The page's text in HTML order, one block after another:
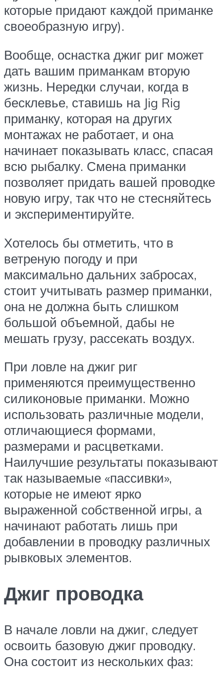
которые придают каждой приманке
своеобразную игру).
Вообще, оснастка джиг риг может
дать вашим приманкам вторую
жизнь. Нередки случаи, когда в
бесклевье, ставишь на Jig Rig
приманку, которая на других
монтажах не работает, и она
начинает показывать класс, спасая
всю рыбалку. Смена приманки
позволяет придать вашей проводке
новую игру, так что не стесняйтесь
и экспериментируйте.
Хотелось бы отметить, что в
ветреную погоду и при
максимально дальних забросах,
стоит учитывать размер приманки,
она не должна быть слишком
большой объемной, дабы не
мешать грузу, рассекать воздух.
При ловле на джиг риг
применяются преимущественно
силиконовые приманки. Можно
использовать различные модели,
отличающиеся формами,
размерами и расцветками.
Наилучшие результаты показывают
так называемые «пассивки»,
которые не имеют ярко
выраженной собственной игры, а
начинают работать лишь при
добавлении в проводку различных
рывковых элементов.
Джиг проводка
В начале ловли на джиг, следует
освоить базовую джиг проводку.
Она состоит из нескольких фаз: